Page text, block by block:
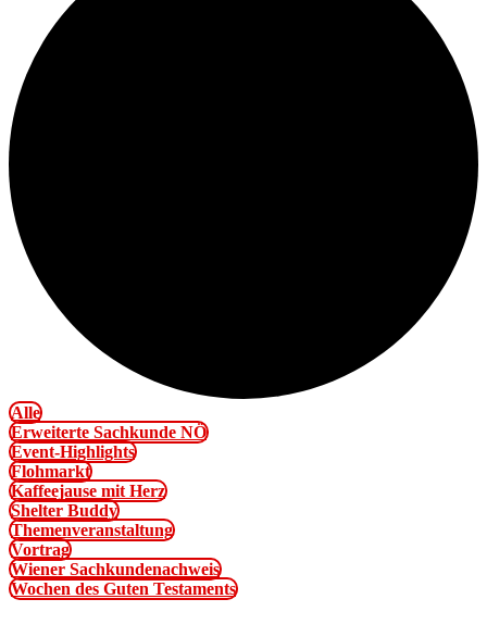
Alle
Erweiterte Sachkunde NÖ
Event-Highlights
Flohmarkt
Kaffeejause mit Herz
Shelter Buddy
Themenveranstaltung
Vortrag
Wiener Sachkundenachweis
Wochen des Guten Testaments